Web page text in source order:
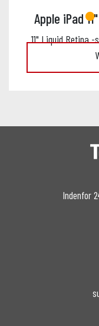
Apple iPad
11" Liquid Retina -
Indenfor